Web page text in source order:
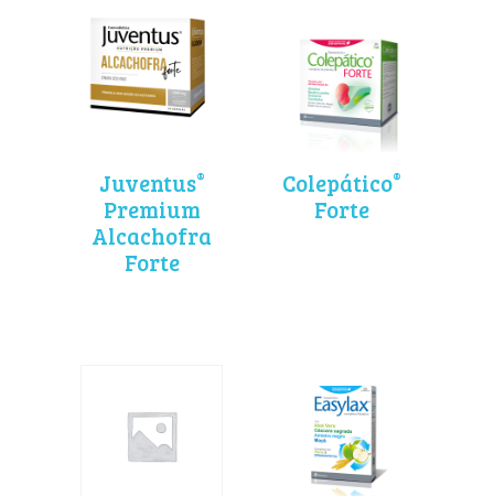
Juventus®
Premium
Alcachofra
Forte
Colepático®
Forte